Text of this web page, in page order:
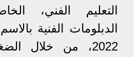
التعليم الفني،
الدبلومات الفنية
2022، من خلال الضغط على هذا